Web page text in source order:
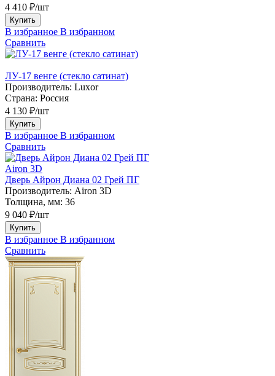
4 410 ₽/шт
Купить
В избранное В избранном
Сравнить
ЛУ-17 венге (стекло сатинат)
Производитель: Luxor
Страна: Россия
4 130 ₽/шт
Купить
В избранное В избранном
Сравнить
Airon 3D
Дверь Айрон Диана 02 Грей ПГ
Производитель: Airon 3D
Толщина, мм: 36
9 040 ₽/шт
Купить
В избранное В избранном
Сравнить